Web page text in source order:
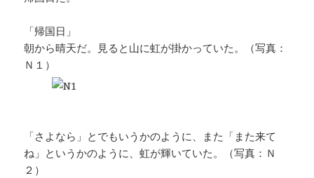
「帰国日」
朝から晴天だ。見ると山に虹が掛かっていた。（写真：
Ｎ１）
「さよなら」とでもいうかのように、また「また来て
ね」というかのように、虹が輝いていた。（写真：Ｎ
２）